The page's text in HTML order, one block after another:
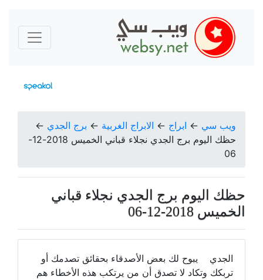
ويب سي ← ابراج ← الابراج الغربية ← برج الجدي ←
حظك اليوم برج الجدي نجلاء قباني الخميس 2018-12-
06
حظك اليوم برج الجدي نجلاء قباني
الخميس 2018-12-06
الجدي يبوح لك بعض الأصدقاء بحقائق تصدمك أو
تربكك وتكاد لا تصدق أن من يرتكب هذه الأخطاء هم